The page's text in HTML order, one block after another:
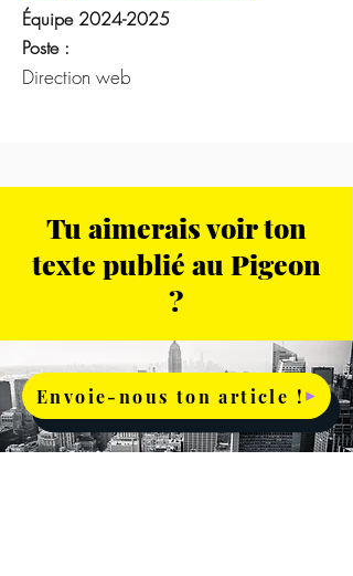
Équipe 2024-2025
Poste :
Direction web
Tu aimerais voir ton
texte publié au Pigeon
?
Envoie-nous ton article !